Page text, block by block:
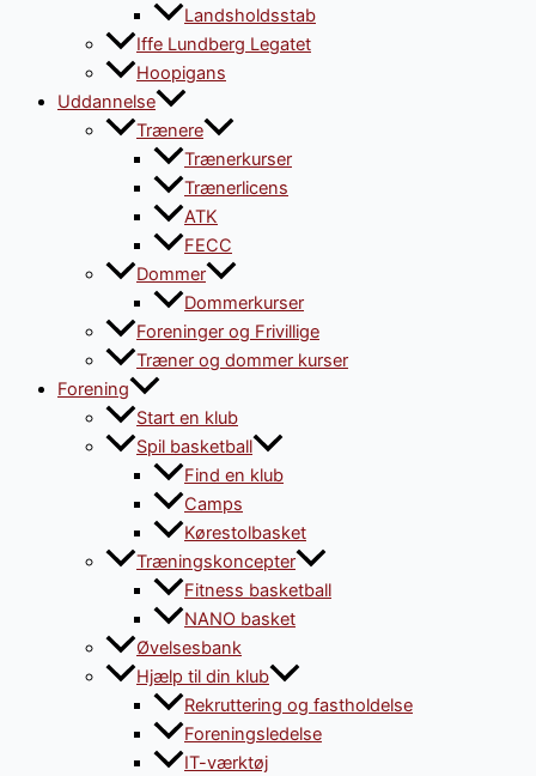
Landsholdsstab
Iffe Lundberg Legatet
Hoopigans
Uddannelse
Trænere
Trænerkurser
Trænerlicens
ATK
FECC
Dommer
Dommerkurser
Foreninger og Frivillige
Træner og dommer kurser
Forening
Start en klub
Spil basketball
Find en klub
Camps
Kørestolbasket
Træningskoncepter
Fitness basketball
NANO basket
Øvelsesbank
Hjælp til din klub
Rekruttering og fastholdelse
Foreningsledelse
IT-værktøj